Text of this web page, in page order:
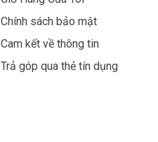
Chính sách bảo mật
Cam kết về thông tin
Trả góp qua thẻ tín dụng